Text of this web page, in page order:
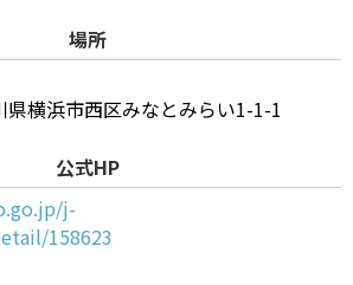
HBOT）場所
県横浜市西区みなとみらい1-1-1
公式HP
j-
158623